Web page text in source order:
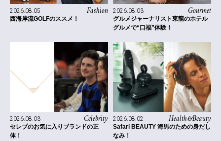
Fashion
2026.08.05
西海岸流GOLFのススメ！
Gourmet
2026.08.03
グルメジャーナリスト東龍のホテル
グルメで“口福”体験！
Celebrity
2026.08.03
セレブのお気に入りブランドの正
体！
Health&Beauty
2026.08.02
Safari BEAUTY 海男のための身だし
なみ！